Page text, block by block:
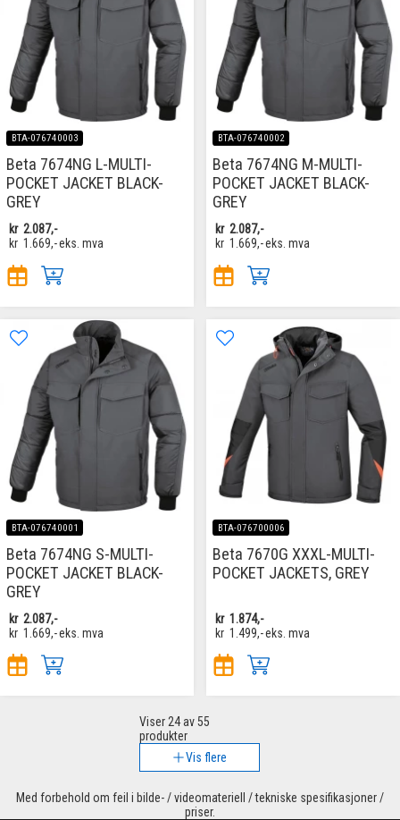
BTA-076740003
Beta 7674NG L-MULTI-
POCKET JACKET BLACK-
GREY
kr 2.087,-
kr 1.669,-eks. mva
BTA-076740002
Beta 7674NG M-MULTI-
POCKET JACKET BLACK-
GREY
kr 2.087,-
kr 1.669,-eks. mva
BTA-076740001
Beta 7674NG S-MULTI-
POCKET JACKET BLACK-
GREY
kr 2.087,-
kr 1.669,-eks. mva
BTA-076700006
Beta 7670G XXXL-MULTI-
POCKET JACKETS, GREY
kr 1.874,-
kr 1.499,-eks. mva
Viser 24av 55
produkter
Vis flere
Med forbehold om feil i bilde- / videomateriell / tekniske spesifikasjoner /
priser.